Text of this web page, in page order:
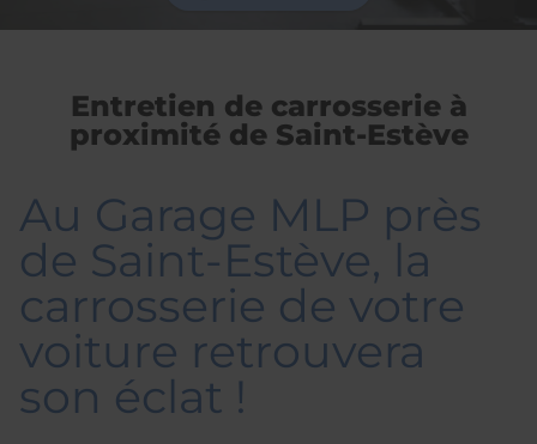
Entretien de carrosserie à
proximité de Saint-Estève
Au Garage MLP près
de Saint-Estève, la
carrosserie de votre
voiture retrouvera
son éclat !